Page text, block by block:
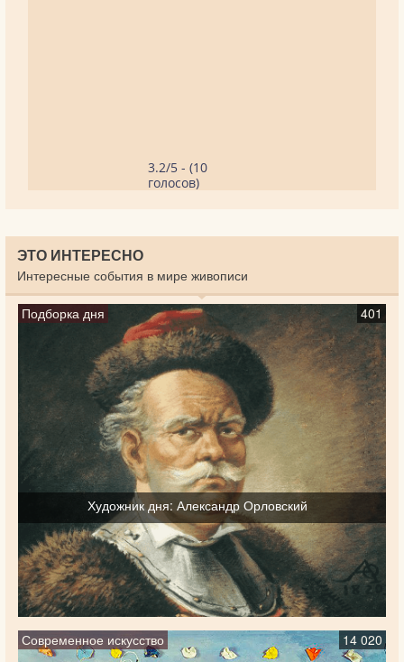
3.2/5 - (10
голосов)
ЭТО ИНТЕРЕСНО
Интересные события в мире живописи
Подборка дня 401
Художник дня: Александр Орловский
Современное искусство 14 020